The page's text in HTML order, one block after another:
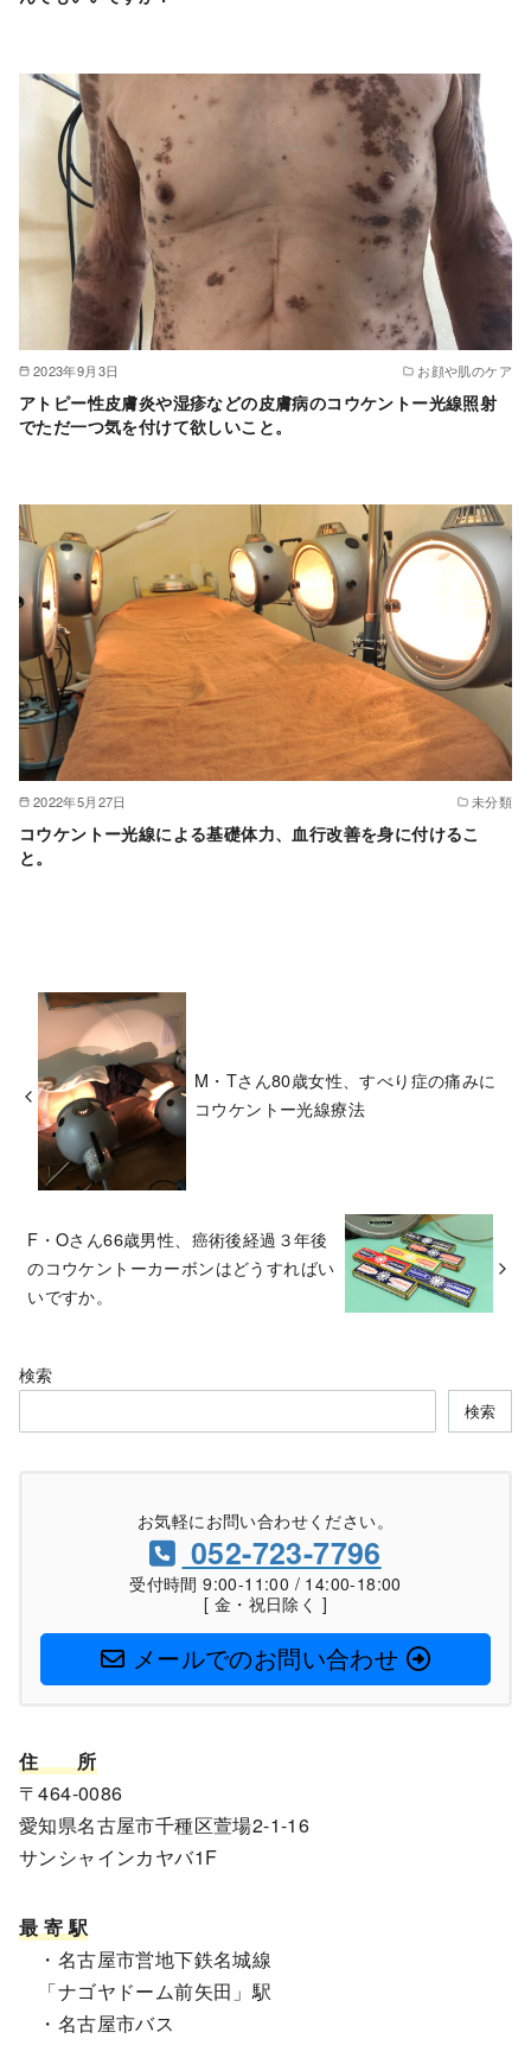
2023年9月3日 お顔や肌のケア
アトピー性皮膚炎や湿疹などの皮膚病のコウケントー光線照射
でただ一つ気を付けて欲しいこと。
2022年5月27日 未分類
コウケントー光線による基礎体力、血行改善を身に付けるこ
と。
M・Tさん80歳女性、すべり症の痛みに
コウケントー光線療法
F・Oさん66歳男性、癌術後経過３年後
のコウケントーカーボンはどうすればい
いですか。
検索
検索
お気軽にお問い合わせください。
052-723-7796
受付時間 9:00-11:00 / 14:00-18:00
[ 金・祝日除く ]
メールでのお問い合わせ
住
所
〒464-0086
愛知県名古屋市千種区萱場2-1-16
サンシャインカヤバ1F
最 寄 駅
・名古屋市営地下鉄名城線
「ナゴヤドーム前矢田」駅
・名古屋市バス